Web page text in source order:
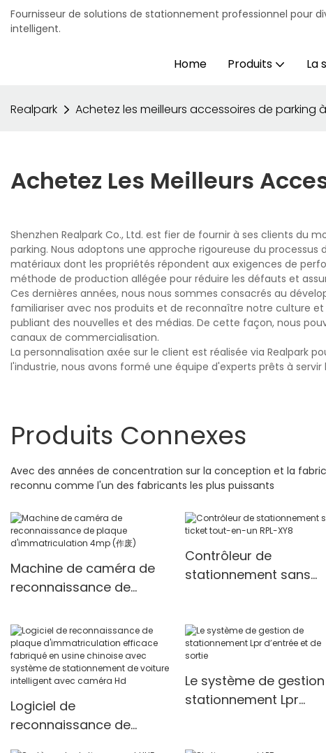
Fournisseur de solutions de stationnement professionnel pour
intelligent.
Home Produits La
Realpark Achetez les meilleurs accessoires de parking
Achetez Les Meilleurs
Shenzhen Realpark Co., Ltd. est fier de fournir à ses clients du
parking. Nous adoptons une approche rigoureuse du
matériaux dont les propriétés répondent aux exigences de
méthode de production allégée pour réduire les défauts et
Ces dernières années, nous nous sommes consacrés au
familiariser avec nos produits et de reconnaître notre culture
publiant des nouvelles et des médias. De cette façon, nous
canaux de commercialisation.
La personnalisation axée sur le client est réalisée via Realpark
l'industrie, nous avons formé une équipe d'experts prêts à
Produits Connexes
Avec des années de concentration sur la conception et la
reconnu comme l'un des fabricants les plus puissants
Machine de caméra de
reconnaissance de
4mp (作废)
Contrôleur de
stationnement sans
Logiciel de
reconnaissance de
Le système de
stationnement Lpr